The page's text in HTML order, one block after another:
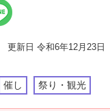
更新日 令和6年12月23日
催し 祭り・観光